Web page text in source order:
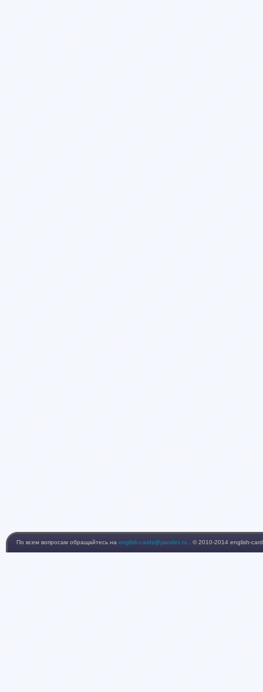
По всем вопросам обращайтесь на english-cards@yandex.ru . © 2010-2014 english-